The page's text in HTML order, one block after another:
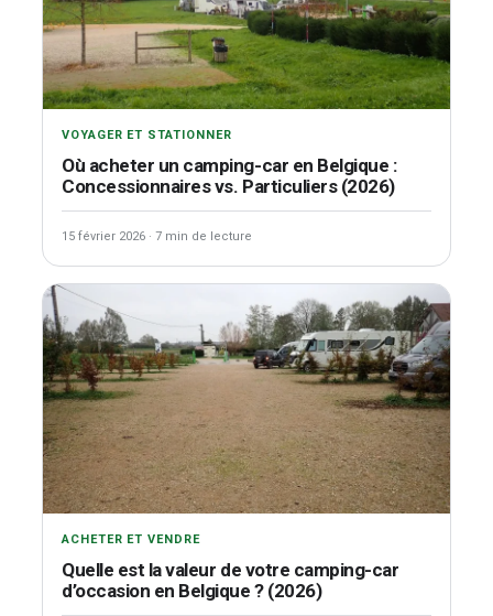
VOYAGER ET STATIONNER
Où acheter un camping-car en Belgique :
Concessionnaires vs. Particuliers (2026)
15 février 2026 · 7 min de lecture
ACHETER ET VENDRE
Quelle est la valeur de votre camping-car
d’occasion en Belgique ? (2026)